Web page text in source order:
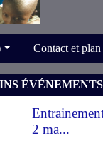
Contact et plan
ÉVÉNEMENTS
2 ma...